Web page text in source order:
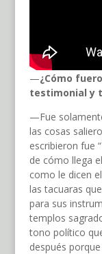
—¿Cómo
testimonial y
—Fue
las cosas
escribieron fue
de cómo llega
como le dicen
las tacuaras
para sus
templos
tono político
después